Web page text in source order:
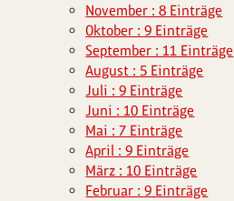
November : 8 Einträge
Oktober : 9 Einträge
September : 11 Einträge
August : 5 Einträge
Juli : 9 Einträge
Juni : 10 Einträge
Mai : 7 Einträge
April : 9 Einträge
März : 10 Einträge
Februar : 9 Einträge